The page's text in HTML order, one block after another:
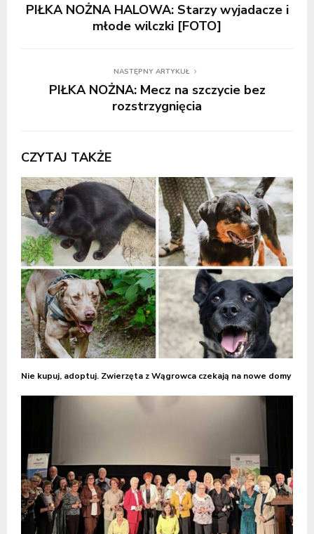
PIŁKA NOŻNA HALOWA: Starzy wyjadacze i
młode wilczki [FOTO]
NASTĘPNY ARTYKUŁ
PIŁKA NOŻNA: Mecz na szczycie bez
rozstrzygnięcia
CZYTAJ TAKŻE
Nie kupuj, adoptuj. Zwierzęta z Wągrowca czekają na nowe domy